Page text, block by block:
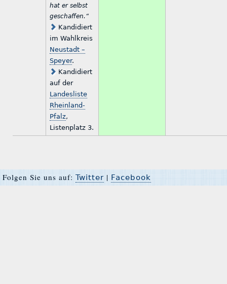
hat er selbst
geschaffen.“
Kandidiert
im Wahlkreis
Neustadt –
Speyer.
Kandidiert
auf der
Landesliste
Rheinland-
Pfalz,
Listenplatz 3.
Folgen Sie uns auf: Twitter | Facebook